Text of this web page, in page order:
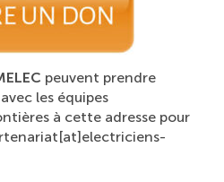
peuvent prendre
les équipes
à cette adresse pour